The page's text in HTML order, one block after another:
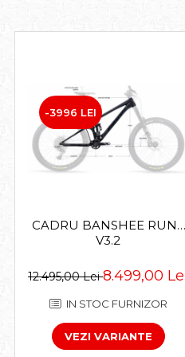
-3996 LEI
CADRU BANSHEE RUNE
V3.2
12.495,00 Lei8.499,00
IN STOC FURNIZOR
VEZI VARIANTE